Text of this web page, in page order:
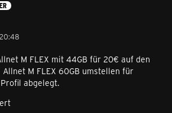
M FLEX mit 44GB für 20€ auf den
M FLEX 60GB umstellen für
abgelegt.